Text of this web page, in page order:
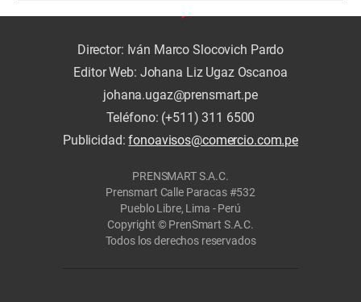
Director: Iván Marco Slocovich Pardo
Editor Web: Johana Liz Ugaz Oscanoa
johana.ugaz@prensmart.pe
Teléfono: (+511) 311 6500
Publicidad:fonoavisos@comercio.com.pe
PRENSMART S.A.C.
Prensmart Calle Paracas #532
Pueblo Libre, Lima - Perú
Copyright © PrenSmart S.A.C.
Todos los derechos reservados